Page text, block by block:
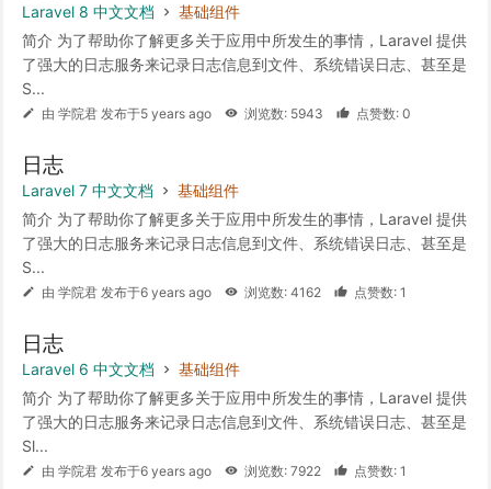
Laravel 8 中文文档
基础组件
简介 为了帮助你了解更多关于应用中所发生的事情，Laravel 提供
了强大的日志服务来记录日志信息到文件、系统错误日志、甚至是
S...
由 学院君 发布于5 years ago 浏览数: 5943 点赞数: 0
日志
Laravel 7 中文文档
基础组件
简介 为了帮助你了解更多关于应用中所发生的事情，Laravel 提供
了强大的日志服务来记录日志信息到文件、系统错误日志、甚至是
S...
由 学院君 发布于6 years ago 浏览数: 4162 点赞数: 1
日志
Laravel 6 中文文档
基础组件
简介 为了帮助你了解更多关于应用中所发生的事情，Laravel 提供
了强大的日志服务来记录日志信息到文件、系统错误日志、甚至是
Sl...
由 学院君 发布于6 years ago 浏览数: 7922 点赞数: 1